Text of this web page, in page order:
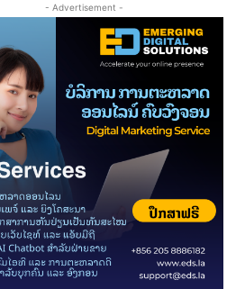
- Advertisement -